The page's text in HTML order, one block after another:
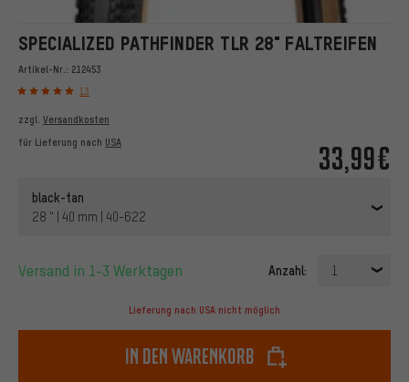
SPECIALIZED PATHFINDER TLR 28" FALTREIFEN
Artikel-Nr.: 212453
13
33,99€
zzgl. Versandkosten
für Lieferung nach USA
black-tan
28 " | 40 mm | 40-622
Versand in 1-3 Werktagen Anzahl: 1
Lieferung nach USA nicht möglich
In den Warenkorb